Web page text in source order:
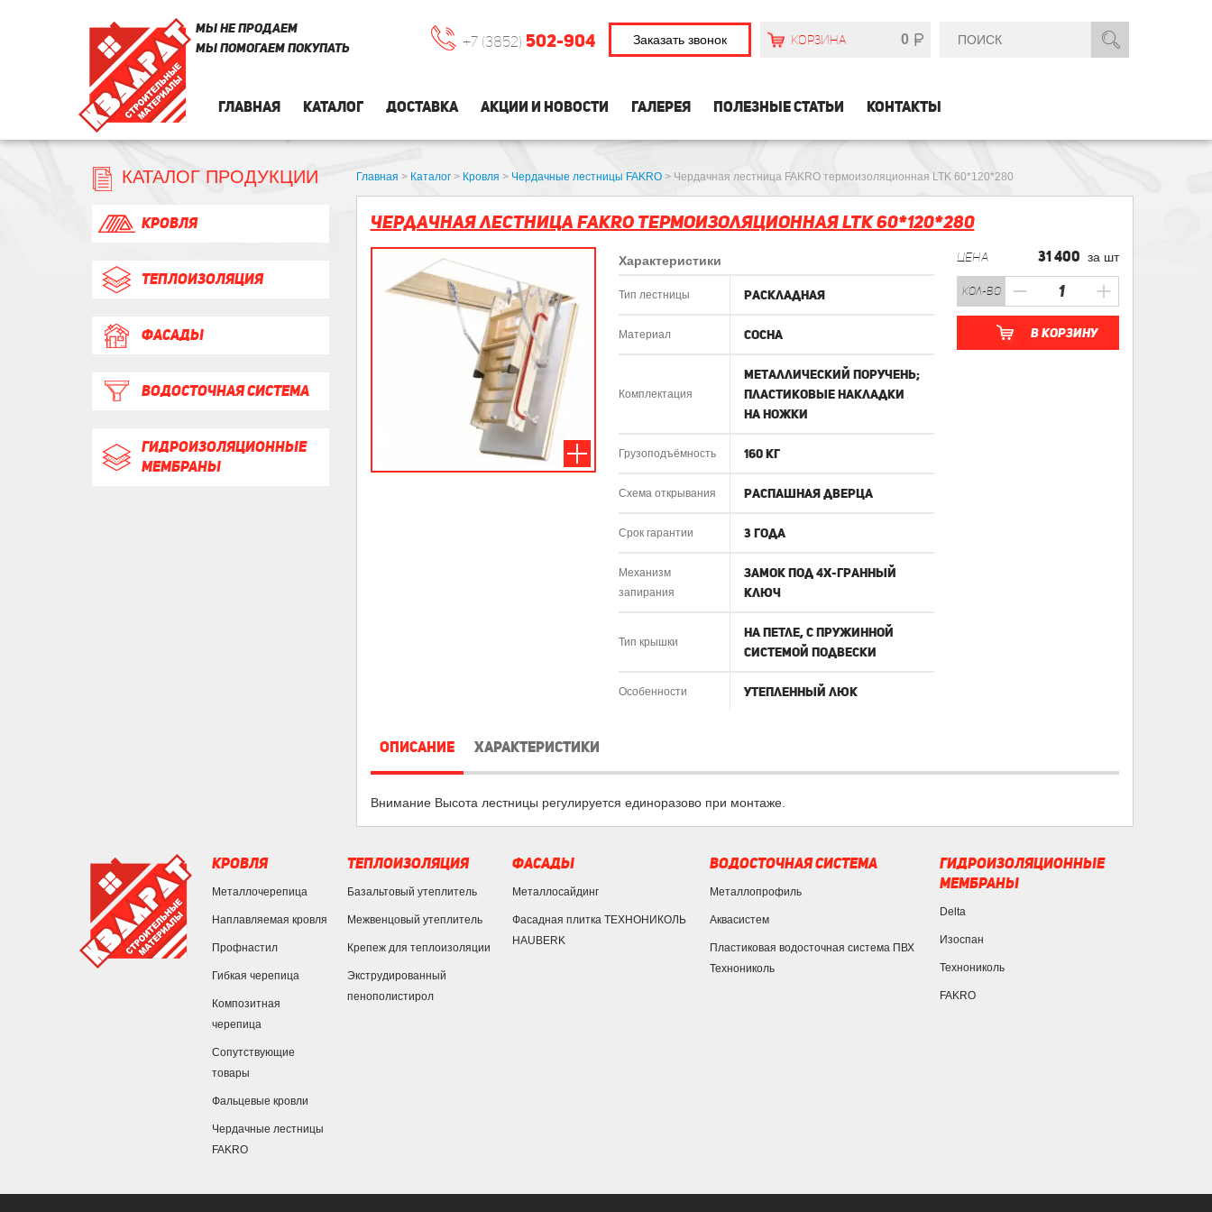
МЫ НЕ ПРОДАЕМ
МЫ ПОМОГАЕМ ПОКУПАТЬ
+7 (3852) 502-904 Заказать звонок КОРЗИНА 0
ГЛАВНАЯ КАТАЛОГ ДОСТАВКА АКЦИИ И НОВОСТИ ГАЛЕРЕЯ ПОЛЕЗНЫЕ СТАТЬИ КОНТАКТЫ
КАТАЛОГ ПРОДУКЦИИ
КРОВЛЯ
ТЕПЛОИЗОЛЯЦИЯ
ФАСАДЫ
ВОДОСТОЧНАЯ СИСТЕМА
ГИДРОИЗОЛЯЦИОННЫЕ
МЕМБРАНЫ
Главная > Каталог> Кровля > Чердачные лестницы FAKRO> Чердачная лестница FAKRO термоизоляционная LTK 60*120*280
Чердачная лестница FAKRO термоизоляционная LTK 60*120*280
Характеристики
Тип лестницы Раскладная
Материал Сосна
Комплектация
Металлический поручень;
Пластиковые накладки
на ножки
Грузоподъёмность 160 кг
Схема открывания Распашная дверца
Срок гарантии 3 года
Механизм
запирания
Замок под 4х-гранный
ключ
Тип крышки
На петле, с пружинной
системой подвески
Особенности Утепленный люк
ЦЕНА 31 400 за шт
кол-во
В корзину
ОПИСАНИЕ ХАРАКТЕРИСТИКИ
Внимание Высота лестницы регулируется единоразово при монтаже.
КРОВЛЯ
Металлочерепица
Наплавляемая кровля
Профнастил
Гибкая черепица
Композитная
черепица
Сопутствующие
товары
Фальцевые кровли
Чердачные лестницы
FAKRO
ТЕПЛОИЗОЛЯЦИЯ
Базальтовый утеплитель
Межвенцовый утеплитель
Крепеж для теплоизоляции
Экструдированный
пенополистирол
ФАСАДЫ
Металлосайдинг
Фасадная плитка ТЕХНОНИКОЛЬ
HAUBERK
ВОДОСТОЧНАЯ СИСТЕМА
Металлопрофиль
Аквасистем
Пластиковая водосточная система ПВХ
Технониколь
ГИДРОИЗОЛЯЦИОННЫЕ
МЕМБРАНЫ
Delta
Изоспан
Технониколь
FAKRO